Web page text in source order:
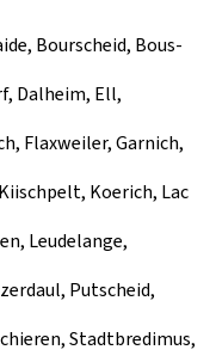
Bourscheid, Bous-
Dalheim, Ell,
Flaxweiler, Garnich,
Koerich, Lac
Leudelange,
Putscheid,
Stadtbredimus,